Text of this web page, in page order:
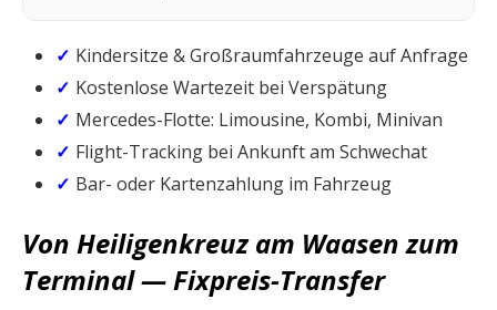
Kindersitze & Großraumfahrzeuge auf Anfrage
Kostenlose Wartezeit bei Verspätung
Mercedes-Flotte: Limousine, Kombi, Minivan
Flight-Tracking bei Ankunft am Schwechat
Bar- oder Kartenzahlung im Fahrzeug
Von Heiligenkreuz am Waasen zum
Terminal — Fixpreis-Transfer